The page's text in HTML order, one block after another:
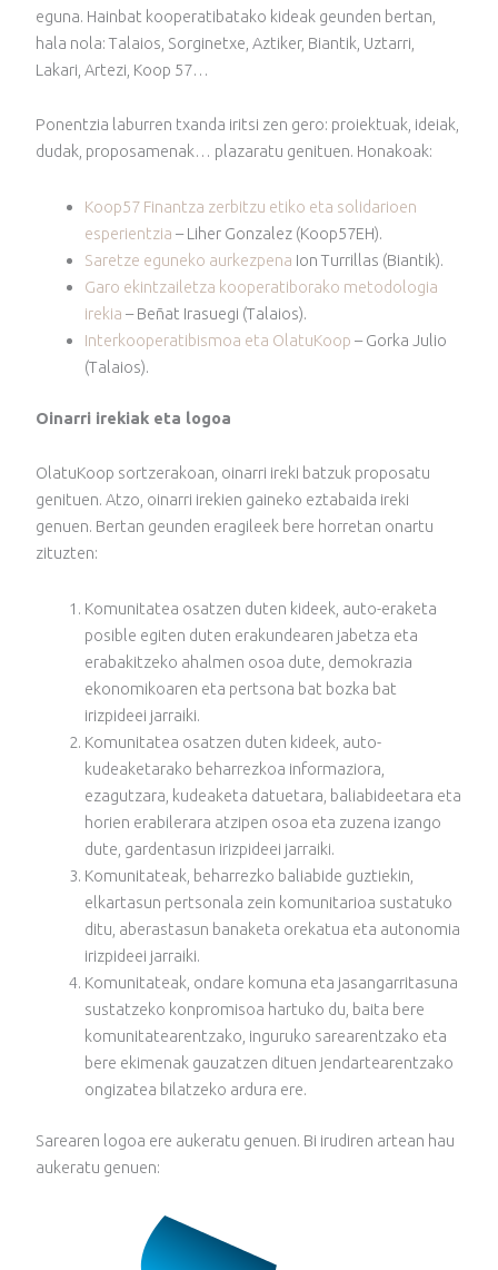
eguna. Hainbat kooperatibatako kideak geunden bertan,
hala nola: Talaios, Sorginetxe, Aztiker, Biantik, Uztarri,
Lakari, Artezi, Koop 57…
Ponentzia laburren txanda iritsi zen gero: proiektuak, ideiak,
dudak, proposamenak… plazaratu genituen. Honakoak:
Koop57 Finantza zerbitzu etiko eta solidarioen
esperientzia – Liher Gonzalez (Koop57EH).
Saretze eguneko aurkezpena Ion Turrillas (Biantik).
Garo ekintzailetza kooperatiborako metodologia
irekia – Beñat Irasuegi (Talaios).
Interkooperatibismoa eta OlatuKoop – Gorka Julio
(Talaios).
Oinarri irekiak eta logoa
OlatuKoop sortzerakoan, oinarri ireki batzuk proposatu
genituen. Atzo, oinarri irekien gaineko eztabaida ireki
genuen. Bertan geunden eragileek bere horretan onartu
zituzten:
Komunitatea osatzen duten kideek, auto-eraketa
posible egiten duten erakundearen jabetza eta
erabakitzeko ahalmen osoa dute, demokrazia
ekonomikoaren eta pertsona bat bozka bat
irizpideei jarraiki.
Komunitatea osatzen duten kideek, auto-
kudeaketarako beharrezkoa informaziora,
ezagutzara, kudeaketa datuetara, baliabideetara eta
horien erabilerara atzipen osoa eta zuzena izango
dute, gardentasun irizpideei jarraiki.
Komunitateak, beharrezko baliabide guztiekin,
elkartasun pertsonala zein komunitarioa sustatuko
ditu, aberastasun banaketa orekatua eta autonomia
irizpideei jarraiki.
Komunitateak, ondare komuna eta jasangarritasuna
sustatzeko konpromisoa hartuko du, baita bere
komunitatearentzako, inguruko sarearentzako eta
bere ekimenak gauzatzen dituen jendartearentzako
ongizatea bilatzeko ardura ere.
Sarearen logoa ere aukeratu genuen. Bi irudiren artean hau
aukeratu genuen: